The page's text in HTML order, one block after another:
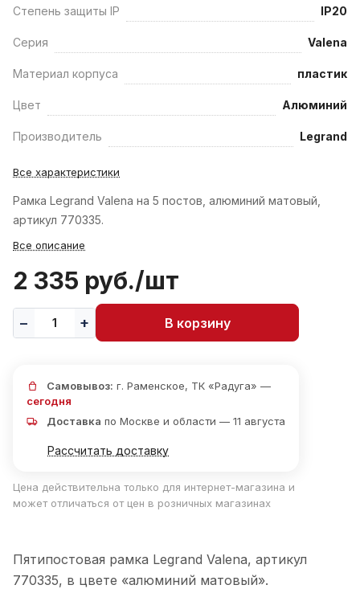
Степень защиты IP IP20
Серия Valena
Материал корпуса пластик
Цвет Алюминий
Производитель Legrand
Все характеристики
Рамка Legrand Valena на 5 постов, алюминий матовый,
артикул 770335.
Все описание
2 335 руб./шт
В корзину
Самовывоз: г. Раменское, ТК «Радуга» —
сегодня
Доставка по Москве и области — 11 августа
Рассчитать доставку
Цена действительна только для интернет-магазина и
может отличаться от цен в розничных магазинах
Пятипостовая рамка Legrand Valena, артикул
770335, в цвете «алюминий матовый».